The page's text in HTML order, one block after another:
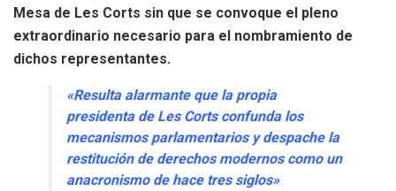
Mesa de Les Corts sin que se convoque el pleno
extraordinario necesario para el nombramiento de
dichos representantes.
«Resulta alarmante que la propia
presidenta de Les Corts confunda los
mecanismos parlamentarios y despache la
restitución de derechos modernos como un
anacronismo de hace tres siglos»